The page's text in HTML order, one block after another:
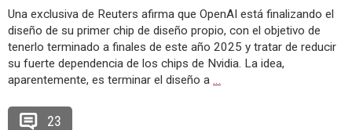
Una exclusiva de Reuters afirma que OpenAI está finalizando el
diseño de su primer chip de diseño propio, con el objetivo de
tenerlo terminado a finales de este año 2025 y tratar de reducir
su fuerte dependencia de los chips de Nvidia. La idea,
aparentemente, es terminar el diseño a …
23